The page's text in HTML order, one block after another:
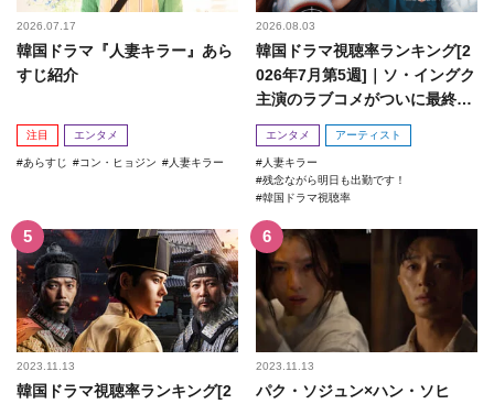
2026.07.17
韓国ドラマ『人妻キラー』あら
すじ紹介
注目 エンタメ
あらすじ コン・ヒョジン 人妻キラー
2026.08.03
韓国ドラマ視聴率ランキング[2
026年7月第5週]｜ソ・イングク
主演のラブコメがついに最終
回！
エンタメ アーティスト
人妻キラー
残念ながら明日も出勤です！
韓国ドラマ視聴率
2023.11.13
韓国ドラマ視聴率ランキング[2
2023.11.13
パク・ソジュン×ハン・ソヒ